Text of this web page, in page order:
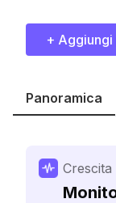
+
Panoramica
Crescita